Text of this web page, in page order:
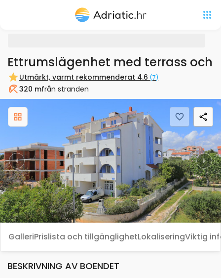
Ettrumslägenhet med terrass och
Utmärkt, varmt rekommenderat 4.6 (7)
Badstrand
320 mfrån stranden
Previous Next
GalleriPrislista och tillgänglighetLokaliseringViktig
BESKRIVNING AV BOENDET